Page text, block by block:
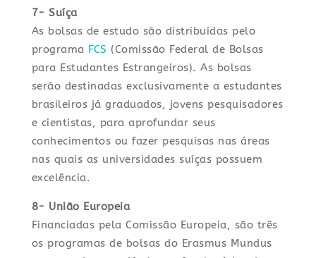
7- Suíça
As bolsas de estudo são distribuídas pelo
programa FCS (Comissão Federal de Bolsas
para Estudantes Estrangeiros). As bolsas
serão destinadas exclusivamente a estudantes
brasileiros já graduados, jovens pesquisadores
e cientistas, para aprofundar seus
conhecimentos ou fazer pesquisas nas áreas
nas quais as universidades suíças possuem
excelência.
8- União Europeia
Financiadas pela Comissão Europeia, são três
os programas de bolsas do Erasmus Mundus